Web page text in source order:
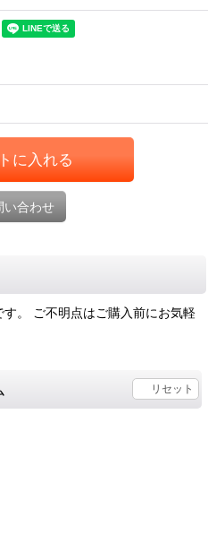
に入れる
い合わせ
。 ご不明点はご購入前にお気軽
リセット